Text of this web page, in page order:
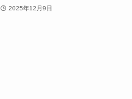
2025年12月9日